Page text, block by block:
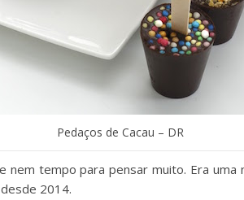
Pedaços de Cacau – DR
tempo para pensar muito. Era uma
2014.